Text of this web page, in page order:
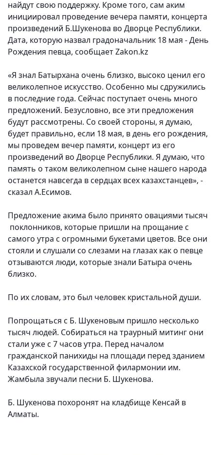
найдут свою поддержку. Кроме того, сам аким
инициировал проведение вечера памяти, концерта
произведений Б.Шукенова во Дворце Республики.
Дата, которую назвал градоначальник 18 мая - День
Рождения певца, сообщает Zakon.kz
«Я знал Батырхана очень близко, высоко ценил его
великолепное искусство. Особенно мы сдружились
в последние года. Сейчас поступает очень много
предложений. Безусловно, все эти предложения
будут рассмотрены. Со своей стороны, я думаю,
будет правильно, если 18 мая, в день его рождения,
мы проведем вечер памяти, концерт из его
произведений во Дворце Республики. Я думаю, что
память о таком великолепном сыне нашего народа
останется навсегда в сердцах всех казахстанцев», -
сказал А.Есимов.
Предложение акима было принято овациями тысяч
поклонников, которые пришли на прощание с
самого утра с огромными букетами цветов. Все они
стояли и слушали со слезами на глазах как о певце
отзываются люди, которые знали Батыра очень
близко.
По их словам, это был человек кристальной души.
Попрощаться с Б. Шукеновым пришло несколько
тысяч людей. Собираться на траурный митинг они
стали уже с 7 часов утра. Перед началом
гражданской панихиды на площади перед зданием
Казахской государственной филармонии им.
Жамбыла звучали песни Б. Шукенова.
Б. Шукенова похоронят на кладбище Кенсай в
Алматы.